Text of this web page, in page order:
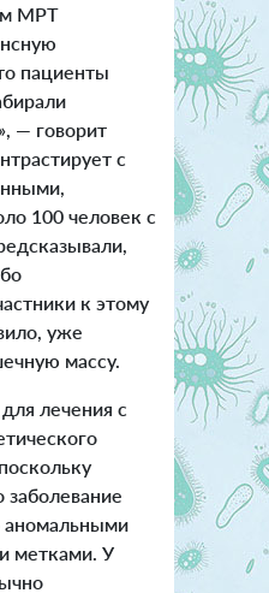
МРТ
пациенты
— говорит
с
100 человек с
к этому
уже
массу.
лечения с
заболевание
аномальными
метками. У